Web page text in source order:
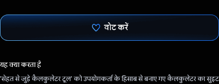
वोट करें
यह क्या करता है
'सेहत से जुड़े कैलकुलेटर टूल' को उपयोगकर्ता के हिसाब से बनाए गए कैलकुलेटर का सुइट